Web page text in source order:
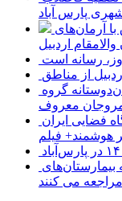
پارس آباد
اردبیل
رسانه است
از مناطق
هوشمند+ فیلم
می کنند